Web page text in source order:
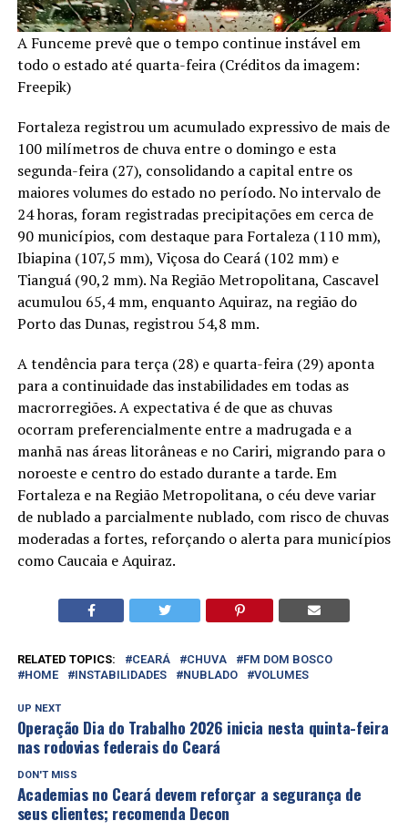
A Funceme prevê que o tempo continue instável em
todo o estado até quarta-feira (Créditos da imagem:
Freepik)
Fortaleza registrou um acumulado expressivo de mais de
100 milímetros de chuva entre o domingo e esta
segunda-feira (27), consolidando a capital entre os
maiores volumes do estado no período. No intervalo de
24 horas, foram registradas precipitações em cerca de
90 municípios, com destaque para Fortaleza (110 mm),
Ibiapina (107,5 mm), Viçosa do Ceará (102 mm) e
Tianguá (90,2 mm). Na Região Metropolitana, Cascavel
acumulou 65,4 mm, enquanto Aquiraz, na região do
Porto das Dunas, registrou 54,8 mm.
A tendência para terça (28) e quarta-feira (29) aponta
para a continuidade das instabilidades em todas as
macrorregiões. A expectativa é de que as chuvas
ocorram preferencialmente entre a madrugada e a
manhã nas áreas litorâneas e no Cariri, migrando para o
noroeste e centro do estado durante a tarde. Em
Fortaleza e na Região Metropolitana, o céu deve variar
de nublado a parcialmente nublado, com risco de chuvas
moderadas a fortes, reforçando o alerta para municípios
como Caucaia e Aquiraz.
RELATED TOPICS: CEARÁ CHUVA
FM DOM BOSCO
HOME
INSTABILIDADES NUBLADO VOLUMES
UP NEXT
Operação Dia do Trabalho 2026 inicia nesta quinta-feira
nas rodovias federais do Ceará
DON'T MISS
Academias no Ceará devem reforçar a segurança de
seus clientes; recomenda Decon